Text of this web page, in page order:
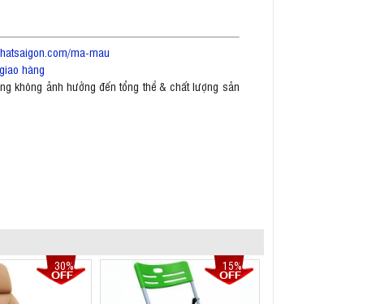
ma-mau
hàng
không ảnh hưởng đến tổng thể & chất lượng sản
30% 15%